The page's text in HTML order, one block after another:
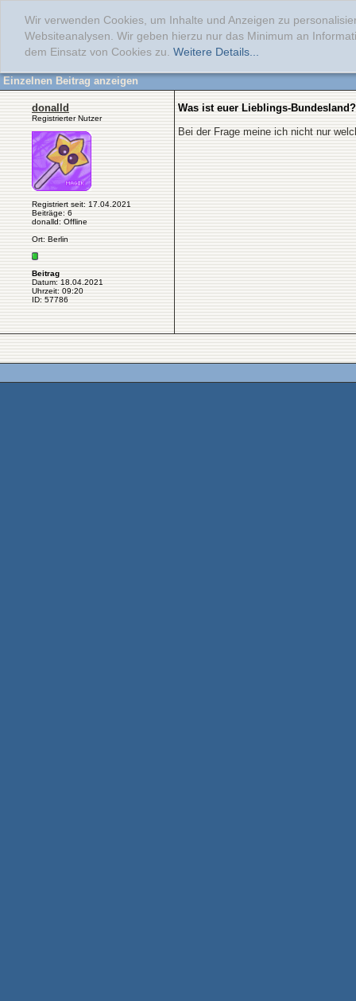
Wir verwenden Cookies, um Inhalte und Anzeigen zu
Websiteanalysen. Wir geben hierzu nur das Minimum an
dem Einsatz von Cookies zu. Weitere Details...
Einzelnen Beitrag anzeigen
donalld
Registrierter Nutzer
Registriert seit: 17.04.2021
Beiträge: 6
donalld: Offline
Ort: Berlin
Beitrag
Datum: 18.04.2021
Uhrzeit: 09:20
ID: 57786
Was ist euer Lieblings-Bundesland?
Bei der Frage meine ich nicht nur